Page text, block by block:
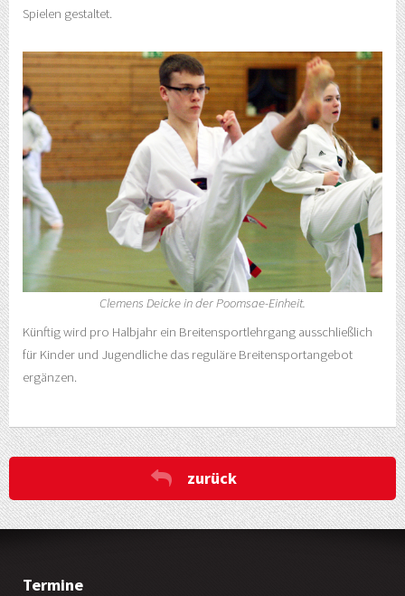
Spielen gestaltet.
Clemens Deicke in der Poomsae-Einheit.
Künftig wird pro Halbjahr ein Breitensportlehrgang ausschließlich
für Kinder und Jugendliche das reguläre Breitensportangebot
ergänzen.
zurück
Termine